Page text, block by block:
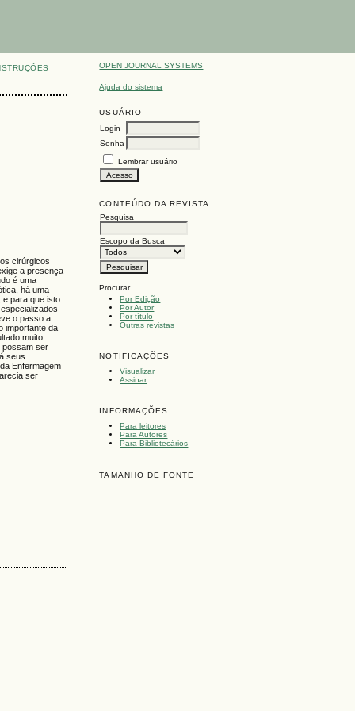
OPEN JOURNAL SYSTEMS
Ajuda do sistema
USUÁRIO
Login
Senha
Lembrar usuário
CONTEÚDO DA REVISTA
Pesquisa
Escopo da Busca
Procurar
Por Edição
Por Autor
Por título
Outras revistas
NOTIFICAÇÕES
Visualizar
Assinar
INFORMAÇÕES
Para leitores
Para Autores
Para Bibliotecários
TAMANHO DE FONTE
cirúrgicos
a presença
é uma
há uma
e para que isto
o passo a
importante da
muito
possam ser
seus
Enfermagem
ser